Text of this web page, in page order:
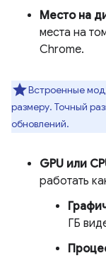
Место на
места на
Chrome.
Встроенные
размеру. Точный
обновлений.
GPU или
работать
ГБ